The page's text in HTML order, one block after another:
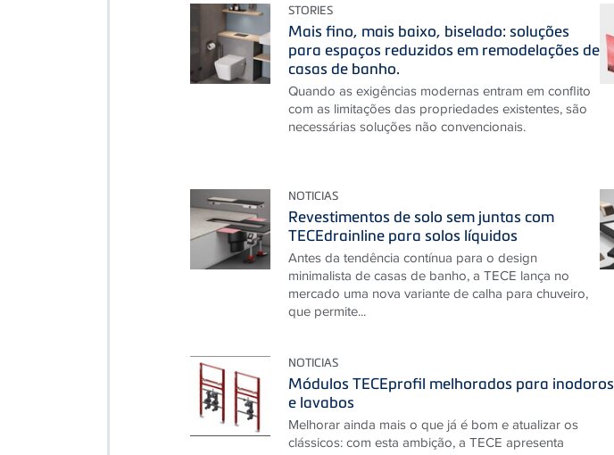
STORIES
Mais fino, mais baixo, biselado: soluções
para espaços reduzidos em remodelações de
casas de banho.
Quando as exigências modernas entram em conflito
com as limitações das propriedades existentes, são
necessárias soluções não convencionais.
NOTICIAS
Revestimentos de solo sem juntas com
TECEdrainline para solos líquidos
Antes da tendência contínua para o design
minimalista de casas de banho, a TECE lança no
mercado uma nova variante de calha para chuveiro,
que permite...
NOTICIAS
Módulos TECEprofil melhorados para inodoros
e lavabos
Melhorar ainda mais o que já é bom e atualizar os
clássicos: com esta ambição, a TECE apresenta